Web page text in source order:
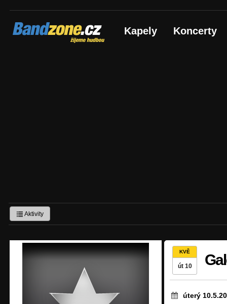
Bandzone.cz
žijeme hudbou Kapely Koncerty
Aktivity
KVĚ
út 10
úterý